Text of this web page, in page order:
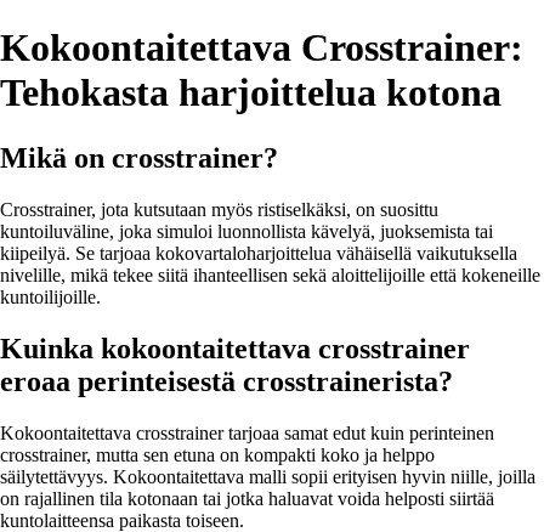
Kokoontaitettava Crosstrainer:
Tehokasta harjoittelua kotona
Mikä on crosstrainer?
Crosstrainer, jota kutsutaan myös ristiselkäksi, on suosittu
kuntoiluväline, joka simuloi luonnollista kävelyä, juoksemista tai
kiipeilyä. Se tarjoaa kokovartaloharjoittelua vähäisellä vaikutuksella
nivelille, mikä tekee siitä ihanteellisen sekä aloittelijoille että kokeneille
kuntoilijoille.
Kuinka kokoontaitettava crosstrainer
eroaa perinteisestä crosstrainerista?
Kokoontaitettava crosstrainer tarjoaa samat edut kuin perinteinen
crosstrainer, mutta sen etuna on kompakti koko ja helppo
säilytettävyys. Kokoontaitettava malli sopii erityisen hyvin niille, joilla
on rajallinen tila kotonaan tai jotka haluavat voida helposti siirtää
kuntolaitteensa paikasta toiseen.